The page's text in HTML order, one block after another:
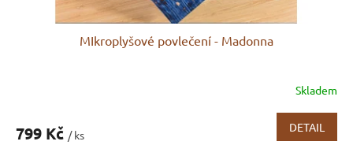
MIkroplyšové povlečení - Madonna
Skladem
799 Kč / ks
DETAIL